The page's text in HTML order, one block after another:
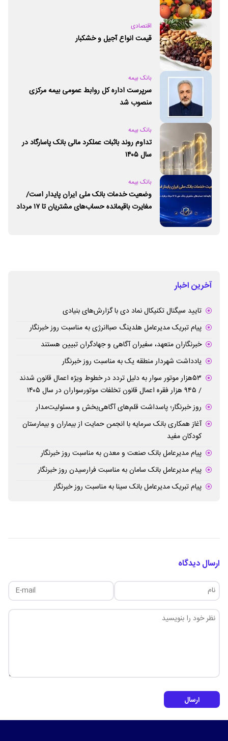
اقتصادی
قیمت انواع آجیل و خشکبار
بانک بیمه
سرپرست اداره کل روابط عمومی بیمه مرکزی
منصوب شد
بانک بیمه
تداوم روند باثبات عملکرد مالی بانک پاسارگاد در
سال ۱۴۰۵
بانک بیمه
وضعیت خدمات بانک ملی ایران پایدار است/
مغایرت‌ باقیمانده حساب‌های مشتریان تا ۱۷ مرداد
آخرین اخبار
تایید سیگنال تکنیکال نماد دی با گزارش‌های بنیادی
پیام تبریک مدیرعامل هلدینگ صباانرژی به مناسبت روز خبرنگار
خبرنگاران متعهد، سفیران آگاهی و جهادگران تبیین هستند
یادداشت شهردار منطقه یک به مناسبت روز خبرنگار
۵۳هزار موتور سوار به دلیل تردد در خطوط ویژه اعمال قانون شدند
/ ۹۴۵ هزار فقره اعمال قانون تخلفات موتورسواران در سال ۱۴۰۵
روز خبرنگار؛ پاسداشت قلم‌های آگاهی‌بخش و مسئولیت‌مدار
آغاز همکاری بانک سرمایه با انجمن حمایت از بیماران و بیمارستان
کودکان مفید
پیام مدیرعامل بانک صنعت و معدن به مناسبت روز خبرنگار
پیام مدیرعامل بانک سامان به مناسبت فرارسیدن روز خبرنگار
پیام تبریک مدیرعامل بانک سینا به مناسبت روز خبرنگار
ارسال دیدگاه
ارسال